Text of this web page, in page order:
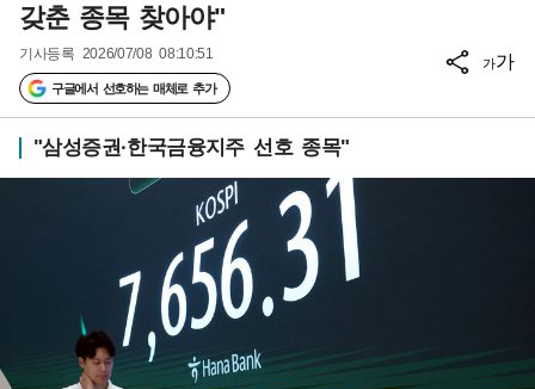
갖춘 종목 찾아야"
기사등록 2026/07/08 08:10:51
구글에서 선호하는 매체로 추가
가가
"삼성증권·한국금융지주 선호 종목"